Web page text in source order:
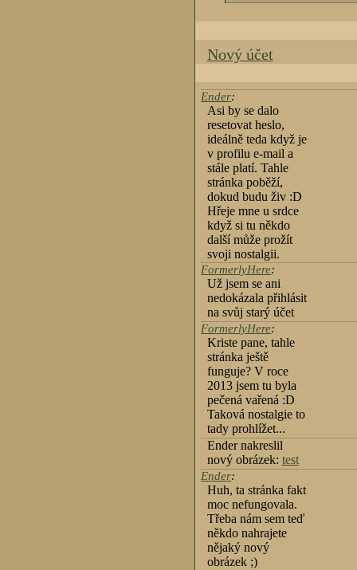
Nový účet
Ender:
Asi by se dalo
resetovat heslo,
ideálně teda když je
v profilu e-mail a
stále platí. Tahle
stránka poběží,
dokud budu živ :D
Hřeje mne u srdce
když si tu někdo
další může prožít
svoji nostalgii.
FormerlyHere:
Už jsem se ani
nedokázala přihlásit
na svůj starý účet
FormerlyHere:
Kriste pane, tahle
stránka ještě
funguje? V roce
2013 jsem tu byla
pečená vařená :D
Taková nostalgie to
tady prohlížet...
Ender nakreslil
nový obrázek: test
Ender:
Huh, ta stránka fakt
moc nefungovala.
Třeba nám sem teď
někdo nahrajete
nějaký nový
obrázek ;)